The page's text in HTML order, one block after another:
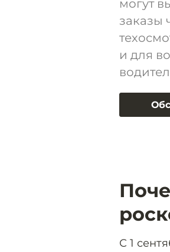
могут
заказы
и для
С 1